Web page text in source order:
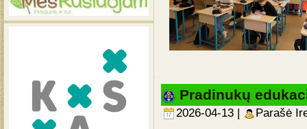
Pradinukų
2026-04-13 | Parašė